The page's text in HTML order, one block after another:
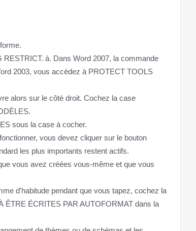
à. Dans Word 2007, la commande
2003, vous accédez à PROTECT TOOLS
alors sur le côté droit. Cochez la case
sous la case à cocher.
vous devez cliquer sur le bouton
les plus importants restent actifs.
vous avez créées vous-même et que vous
d'habitude pendant que vous tapez, cochez la
ÉCRITES PAR AUTOFORMAT dans la